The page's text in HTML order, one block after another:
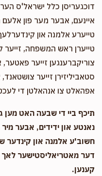
דוכגעריסן כלל ישראל'ס
איינעם, אבער מער פון
טייערע אלמנה און
טייערן ראש המשפחה, זייער
צוריקברענגען זייער
סטאביליזירן זייער
אפהאלט צו אנהאלטן די
תיכף ביי די שבעה האט מען
נאנטע און ידידים, אבער
חשוב'ע אלמנה און קינדער
דער מאטריאליסטישער לאך
קענען.